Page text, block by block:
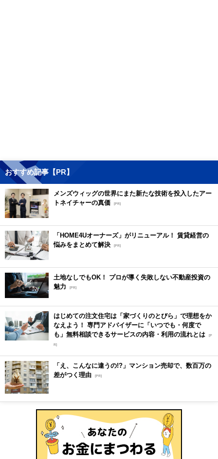
おすすめ記事【PR】
メンズウィッグの世界にまた新たな技術を投入したアー
トネイチャーの真価 [PR]
「HOME4Uオーナーズ」がリニューアル！ 賃貸経営の
悩みをまとめて解決 [PR]
土地なしでもOK！ プロが導く失敗しない不動産投資の
魅力
[PR]
はじめての注文住宅は「家づくりのとびら」で理想をか
なえよう！ 専門アドバイザーに「いつでも・何度で
も」無料相談できるサービスの内容・利用の流れとは [P
R]
「え、こんなに違うの!?」マンション売却で、数百万の
差がつく理由 [PR]